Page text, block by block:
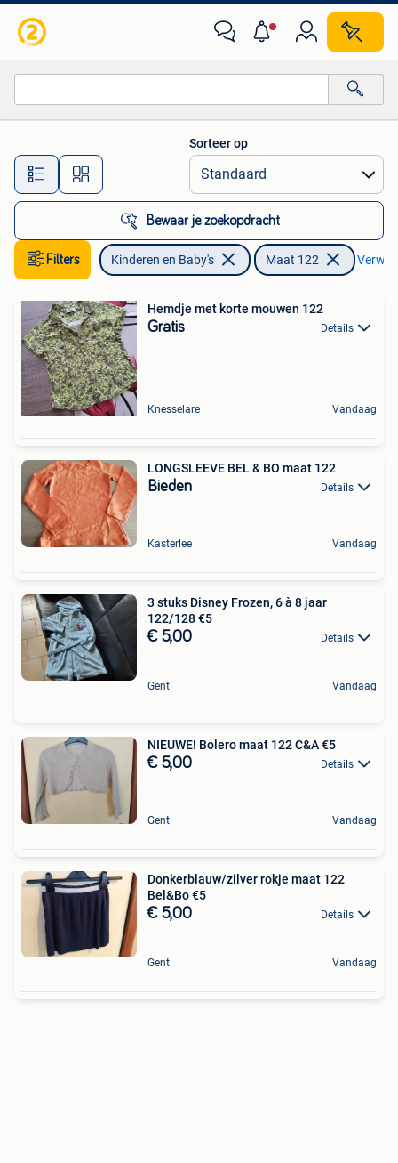
Alle afstanden…
Sorteer op
Bewaar je zoekopdracht
Filters Kinderen en Baby's Maat 122
Hemdje met korte mouwen 122
Gratis Details
Knesselare Vandaag
LONGSLEEVE BEL & BO maat 122
Bieden Details
Kasterlee Vandaag
3 stuks Disney Frozen, 6 à 8 jaar
122/128 €5
€ 5,00 Details
Gent Vandaag
NIEUWE! Bolero maat 122 C&A €5
€ 5,00 Details
Gent Vandaag
Donkerblauw/zilver rokje maat 122
Bel&Bo €5
€ 5,00 Details
Gent Vandaag